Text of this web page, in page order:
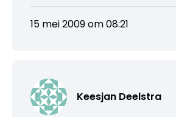
15 mei 2009 om 08:21
Keesjan Deelstra